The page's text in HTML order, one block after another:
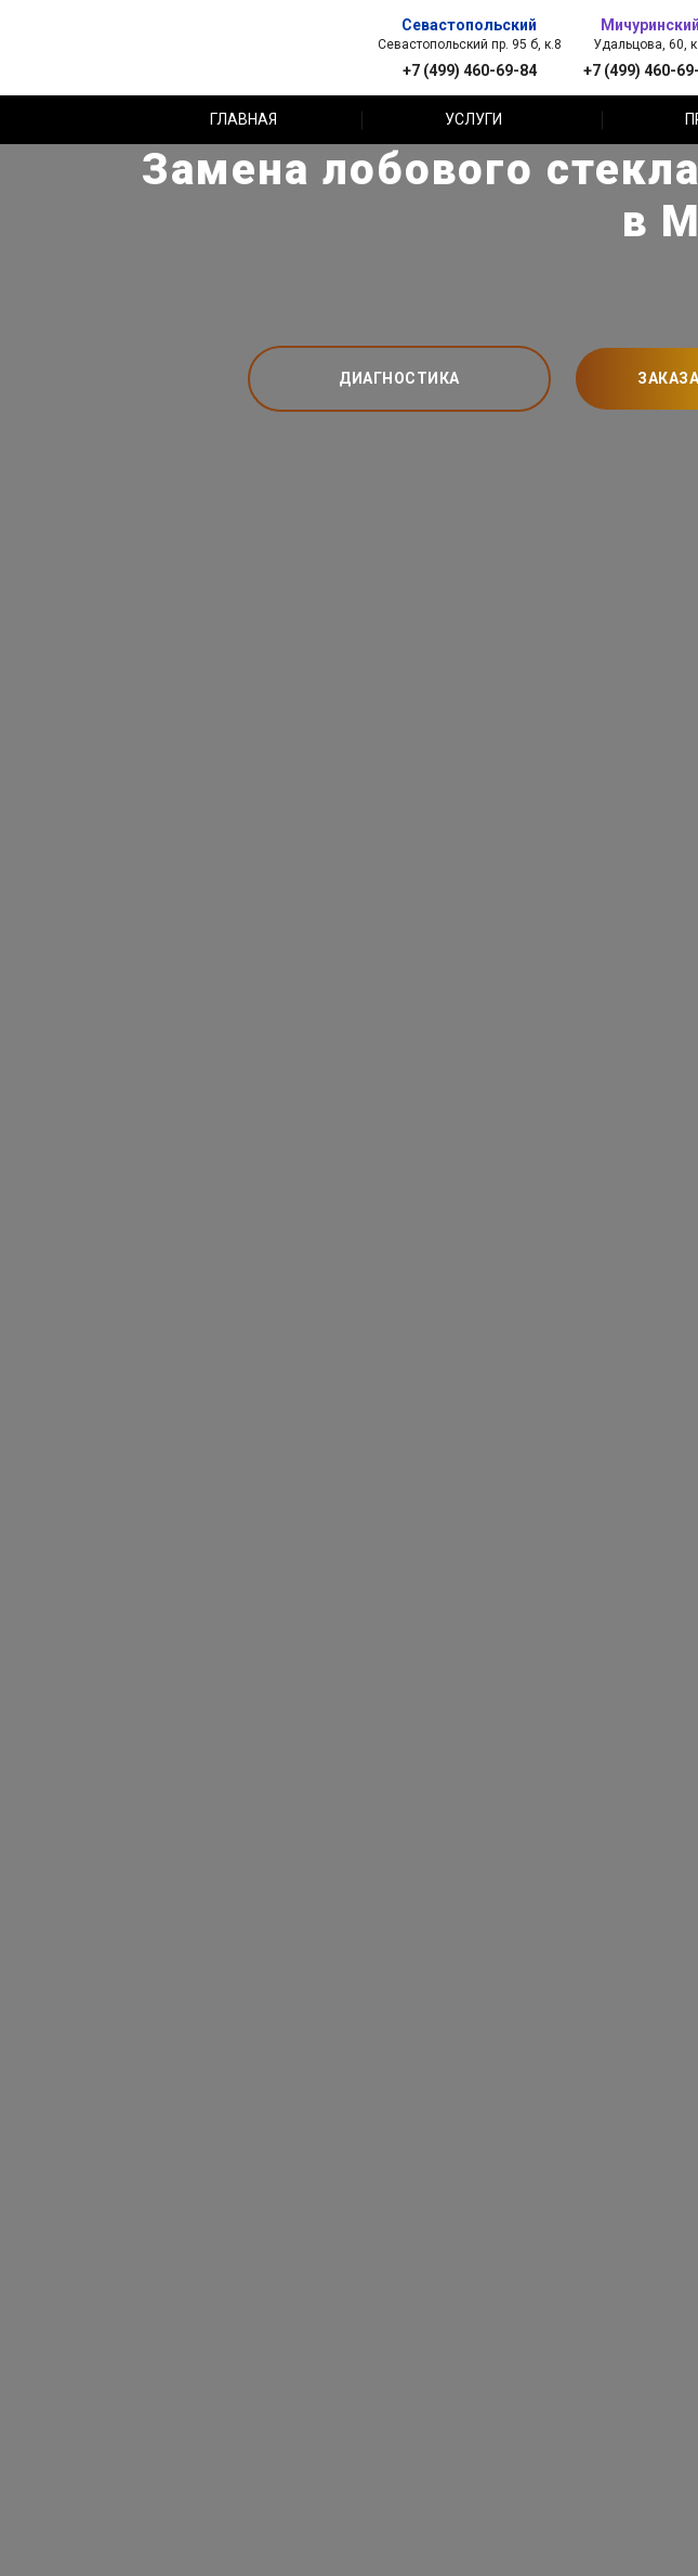
Севастопольский
Севастопольский пр. 95 б, к.8
+7 (499) 460-69-84
Мичуринский
Удальцова, 60,
+7 (499) 460-
ГЛАВНАЯ УСЛУГИ
Замена лобового
в
ДИАГНОСТИКА